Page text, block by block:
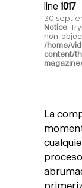
line 1017
30
Notice:
non-
/home/
content/
La